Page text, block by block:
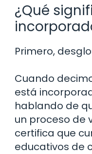
¿Qué
Primero,
Cuando
está
hablando de
un proceso de
certifica que
educativos de